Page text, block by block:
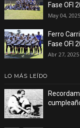
Fase OFI
May 04, 2025
Ferro
Fase OFI
Abr 27, 2025
LO MÁS LEÍDO